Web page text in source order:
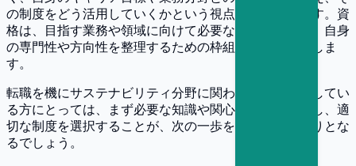
の制度をどう活用していくかという視点を持つことです。資
格は、目指す業務や領域に向けて必要な知識を補完し、自身
の専門性や方向性を整理するための枠組みとして機能しま
す。
転職を機にサステナビリティ分野に関わることを検討してい
る方にとっては、まず必要な知識や関心領域を明確にし、適
切な制度を選択することが、次の一歩を考える足がかりとな
るでしょう。